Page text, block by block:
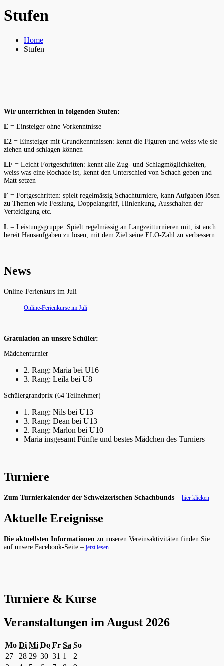
Stufen
Home
Stufen
Wir unterrichten in folgenden Stufen:
E = Einsteiger ohne Vorkenntnisse
E2 = Einsteiger mit Grundkenntnissen: kennt die Figuren und weiss wie sie
ziehen und schlagen können
LF = Leicht Fortgeschritten: kennt alle Zug- und Schlagmöglichkeiten,
weiss was eine Rochade ist, kennt den Unterschied von Schach geben und
Matt setzen
F = Fortgeschritten: spielt regelmässig Schachturniere, kann Aufgaben lösen
zu Themen wie Fesslung, Doppelangriff, Hinlenkung, Ausschalten der
Verteidigung etc.
L = Leistungsgruppe: Spielt regelmässig an Langzeitturnieren mit, ist auch
bereit Hausaufgaben zu lösen, mit dem Ziel seine ELO-Zahl zu verbessern
News
Online-Ferienkurs im Juli
Online-Ferienkurse im Juli
Gratulation an unsere Schüler:
Mädchenturnier
2. Rang: Maria bei U16
3. Rang: Leila bei U8
Schülergrandprix (64 Teilnehmer)
1. Rang: Nils bei U13
3. Rang: Dean bei U13
2. Rang: Marlon bei U10
Maria insgesamt Fünfte und bestes Mädchen des Turniers
Turniere
Zum Turnierkalender der Schweizerischen Schachbunds – hier klicken
Aktuelle Ereignisse
Die aktuellsten Informationen zu unseren Vereinsaktivitäten finden Sie
auf unsere Facebook-Seite – jetzt lesen
Turniere & Kurse
Veranstaltungen im August 2026
MoMontag
DiDienstag
MiMittwoch
DoDonnerstag
FrFreitag
Sa Samstag
SoSonntag
2727.2828.
2929.
3030.
31 31.
1 2